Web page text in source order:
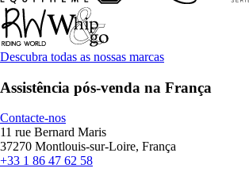
Descubra todas as nossas marcas
Assistência pós-venda na França
Contacte-nos
11 rue Bernard Maris
37270 Montlouis-sur-Loire, França
+33 1 86 47 62 58